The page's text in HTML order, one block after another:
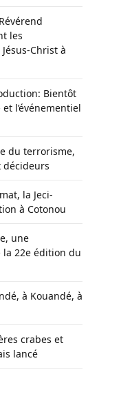
les
Christ à
Bientôt
l’événementiel
du terrorisme,
décideurs
la Jeci-
à Cotonou
une
22e édition du
à Kouandé, à
crabes et
lancé